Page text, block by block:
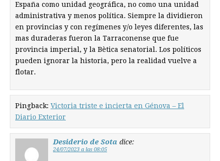
España como unidad geográfica, no como una unidad
administrativa y menos política. Siempre la dividieron
en provincias y con regímenes y/o leyes diferentes, las
mas duraderas fueron la Tarraconense que fue
provincia imperial, y la Bètica senatorial. Los políticos
pueden ignorar la historia, pero la realidad vuelve a
flotar.
Pingback: Victoria triste e incierta en Génova – El
Diario Exterior
Desiderio de Sota dice:
24/07/2023 a las 08:05